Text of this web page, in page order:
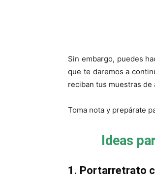
Sin embargo, puedes
que te daremos a
reciban tus muestras de
Toma nota y prepárate
Ideas
1. Portarretrato